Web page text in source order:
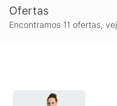
Ofertas
Encontramos 11 ofertas,